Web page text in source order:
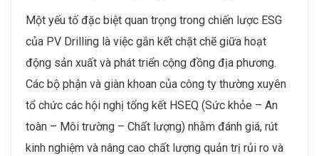
Một yếu tố đặc biệt quan trọng trong chiến lược ESG
của PV Drilling là việc gắn kết chặt chẽ giữa hoạt
động sản xuất và phát triển cộng đồng địa phương.
Các bộ phận và giàn khoan của công ty thường xuyên
tổ chức các hội nghị tổng kết HSEQ (Sức khỏe – An
toàn – Môi trường – Chất lượng) nhằm đánh giá, rút
kinh nghiệm và nâng cao chất lượng quản trị rủi ro và